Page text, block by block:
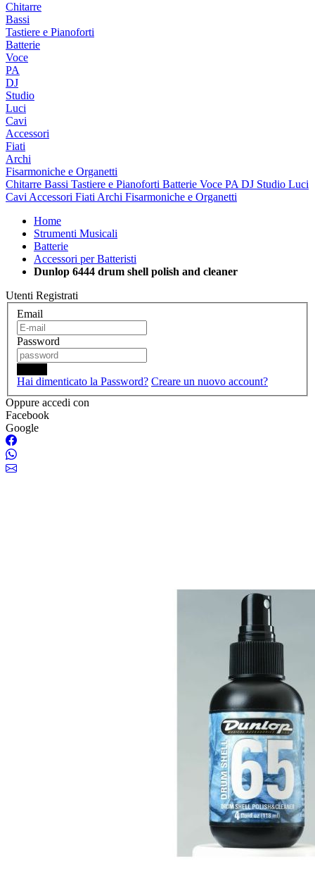
Chitarre
Bassi
Tastiere e Pianoforti
Batterie
Voce
PA
DJ
Studio
Luci
Cavi
Accessori
Fiati
Archi
Fisarmoniche e Organetti
Chitarre Bassi Tastiere e Pianoforti Batterie Voce PA DJ Studio Luci
Cavi Accessori Fiati Archi Fisarmoniche e Organetti
Home
Strumenti Musicali
Batterie
Accessori per Batteristi
Dunlop 6444 drum shell polish and cleaner
Utenti Registrati
Email
Password
Hai dimenticato la Password? Creare un nuovo account?
Oppure accedi con
Facebook
Google